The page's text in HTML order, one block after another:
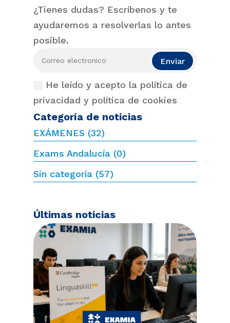
¿Tienes dudas? Escríbenos y te
ayudaremos a resolverlas lo antes
posible.
He leído y acepto la política de
privacidad y política de cookies
Enviar
Categoría de noticias
EXÁMENES (32)
Exams Andalucía(0)
Sin categoría(57)
Últimas noticias